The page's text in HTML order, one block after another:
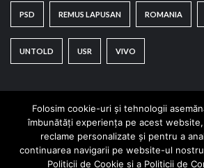
PSD REMUS LAPUSAN ROMANIA
UNTOLD USR VIVO
Copyright © All rights reserved.|
Folosim cookie-uri și tehnologii
îmbunătăți experiența pe acest
reclame personalizate și pentru a
continuarea navigarii pe website-ul
Politicii de Cookie si a Politicii de